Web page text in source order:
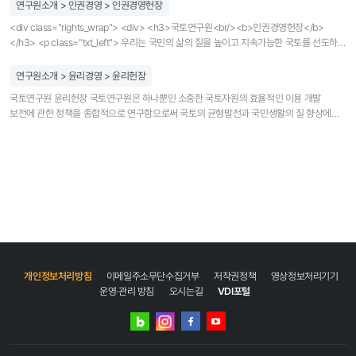
연구원소개 > 인권경영 > 인권경영헌장
<div class="rights_wrap"> <div> <h3>국토연구원<br/><b>인권경영헌장</b>
</h3> <p class="txt_left"> 우리는 국민의 삶의 질을 높이고 지속가능한 국토를 선도하는
지향한다. <br/> <br/> 이를 위해 우리는 <strong>경영활동에서 인간의 존엄과 가치를
</strong>으로 삼으며, 다음과 같이 「국토연구원 인권경영 헌장」을 선언하고 그 실천을
다짐한다. </p> <ul> <li><strong>하나</strong><span>우리는 인권의 가치와 원칙이
</li> <li><strong>하나</strong><span>우리는 안전하고 위생적인 업무환경을
제공하여 산업안전 및 건강권을 보장한다. </span></li> <li><strong>하나</strong>
<span>우리는 협력네트워크 관계에 있는 모든 외부기관ㆍ기업 및 전문가와의 상생발전을
위해 노력하며, 인권경영을 실천하도록 지원하고 협력한다. </span></li> <li><strong>
하나</strong><span>우리는 지속가능한 국토발전 및 인권의 가치가 실현되는
연구원소개 > 윤리경영 > 윤리헌장
국토연구원 윤리헌장 국토연구원은 하나뿐인 소중한 국토자원의 효율적인 이용 개발
보전에 관한 정책을 종합적으로 연구함으로써 국토의 균형발전과 국민생활의 질 향상에
일원으로서 국가와 지역사회 발전에 공헌한다.
개인정보처리방침 이메일주소무단수집거부 저작권정책
영상정보처리기기
운영·관리 방침
오시는길 VDI포털
네이버
인스타그램